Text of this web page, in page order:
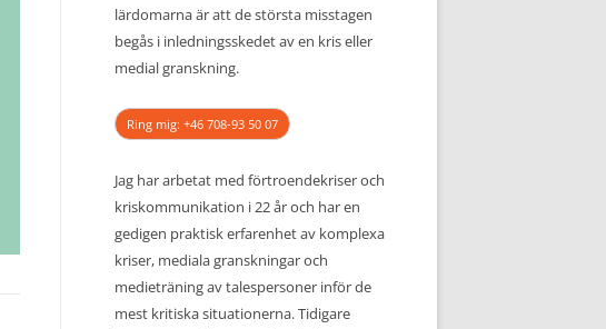
lärdomarna är att de största misstagen
begås i inledningsskedet av en kris eller
medial granskning.
Ring mig: +46 708-93 50 07
Jag har arbetat med förtroendekriser och
kriskommunikation i 22 år och har en
gedigen praktisk erfarenhet av komplexa
kriser, mediala granskningar och
medieträning av talespersoner inför de
mest kritiska situationerna. Tidigare